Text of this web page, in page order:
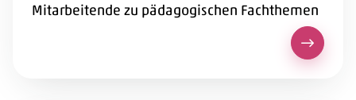
Mitarbeitende zu pädagogischen Fachthemen